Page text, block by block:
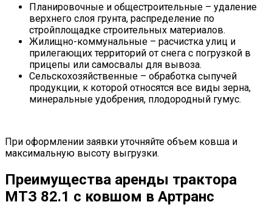
Планировочные и общестроительные – удаление
верхнего слоя грунта, распределение по
стройплощадке строительных материалов.
Жилищно-коммунальные – расчистка улиц и
прилегающих территорий от снега с погрузкой в
прицепы или самосвалы для вывоза.
Сельскохозяйственные – обработка сыпучей
продукции, к которой относятся все виды зерна,
минеральные удобрения, плодородный гумус.
При оформлении заявки уточняйте объем ковша и
максимальную высоту выгрузки.
Преимущества аренды трактора
МТЗ 82.1 с ковшом в Артранс